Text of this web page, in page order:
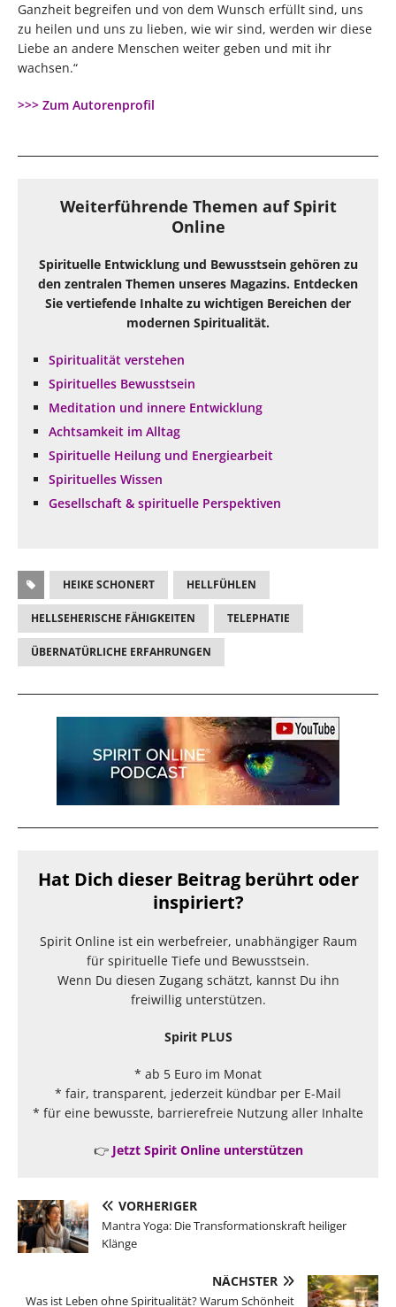
Ganzheit begreifen und von dem Wunsch erfüllt sind, uns
zu heilen und uns zu lieben, wie wir sind, werden wir diese
Liebe an andere Menschen weiter geben und mit ihr
wachsen.“
>>> Zum Autorenprofil
Weiterführende Themen auf Spirit
Online
Spirituelle Entwicklung und Bewusstsein gehören zu
den zentralen Themen unseres Magazins. Entdecken
Sie vertiefende Inhalte zu wichtigen Bereichen der
modernen Spiritualität.
Spiritualität verstehen
Spirituelles Bewusstsein
Meditation und innere Entwicklung
Achtsamkeit im Alltag
Spirituelle Heilung und Energiearbeit
Spirituelles Wissen
Gesellschaft & spirituelle Perspektiven
HEIKE SCHONERT HELLFÜHLEN
HELLSEHERISCHE FÄHIGKEITEN TELEPHATIE
ÜBERNATÜRLICHE ERFAHRUNGEN
Hat Dich dieser Beitrag berührt oder
inspiriert?
Spirit Online ist ein werbefreier, unabhängiger Raum
für spirituelle Tiefe und Bewusstsein.
Wenn Du diesen Zugang schätzt, kannst Du ihn
freiwillig unterstützen.
Spirit PLUS
* ab 5 Euro im Monat
* fair, transparent, jederzeit kündbar per E-Mail
* für eine bewusste, barrierefreie Nutzung aller Inhalte
👉 Jetzt Spirit Online unterstützen
VORHERIGER
Mantra Yoga: Die Transformationskraft heiliger
Klänge
NÄCHSTER
Was ist Leben ohne Spiritualität? Warum Schönheit